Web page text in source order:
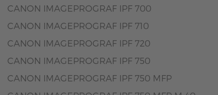
CANON IMAGEPROGRAF IPF 700
CANON IMAGEPROGRAF IPF 710
CANON IMAGEPROGRAF IPF 720
CANON IMAGEPROGRAF IPF 750
CANON IMAGEPROGRAF IPF 750 MFP